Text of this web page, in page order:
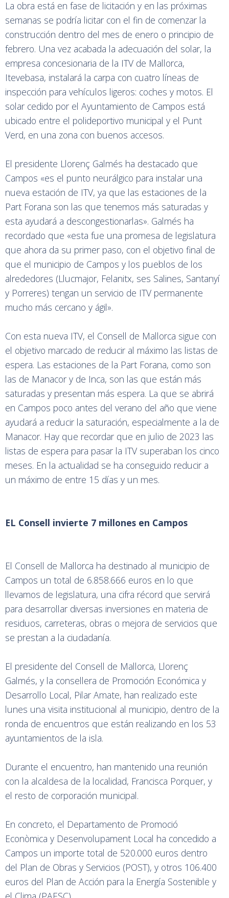
La obra está en fase de licitación y en las próximas
semanas se podría licitar con el fin de comenzar la
construcción dentro del mes de enero o principio de
febrero. Una vez acabada la adecuación del solar, la
empresa concesionaria de la ITV de Mallorca,
Itevebasa, instalará la carpa con cuatro líneas de
inspección para vehículos ligeros: coches y motos. El
solar cedido por el Ayuntamiento de Campos está
ubicado entre el polideportivo municipal y el Punt
Verd, en una zona con buenos accesos.
El presidente Llorenç Galmés ha destacado que
Campos «es el punto neurálgico para instalar una
nueva estación de ITV, ya que las estaciones de la
Part Forana son las que tenemos más saturadas y
esta ayudará a descongestionarlas». Galmés ha
recordado que «esta fue una promesa de legislatura
que ahora da su primer paso, con el objetivo final de
que el municipio de Campos y los pueblos de los
alrededores (Llucmajor, Felanitx, ses Salines, Santanyí
y Porreres) tengan un servicio de ITV permanente
mucho más cercano y ágil».
Con esta nueva ITV, el Consell de Mallorca sigue con
el objetivo marcado de reducir al máximo las listas de
espera. Las estaciones de la Part Forana, como son
las de Manacor y de Inca, son las que están más
saturadas y presentan más espera. La que se abrirá
en Campos poco antes del verano del año que viene
ayudará a reducir la saturación, especialmente a la de
Manacor. Hay que recordar que en julio de 2023 las
listas de espera para pasar la ITV superaban los cinco
meses. En la actualidad se ha conseguido reducir a
un máximo de entre 15 días y un mes.
EL Consell invierte 7 millones en Campos
El Consell de Mallorca ha destinado al municipio de
Campos un total de 6.858.666 euros en lo que
llevamos de legislatura, una cifra récord que servirá
para desarrollar diversas inversiones en materia de
residuos, carreteras, obras o mejora de servicios que
se prestan a la ciudadanía.
El presidente del Consell de Mallorca, Llorenç
Galmés, y la consellera de Promoción Económica y
Desarrollo Local, Pilar Amate, han realizado este
lunes una visita institucional al municipio, dentro de la
ronda de encuentros que están realizando en los 53
ayuntamientos de la isla.
Durante el encuentro, han mantenido una reunión
con la alcaldesa de la localidad, Francisca Porquer, y
el resto de corporación municipal.
En concreto, el Departamento de Promoció
Econòmica y Desenvolupament Local ha concedido a
Campos un importe total de 520.000 euros dentro
del Plan de Obras y Servicios (POST), y otros 106.400
euros del Plan de Acción para la Energía Sostenible y